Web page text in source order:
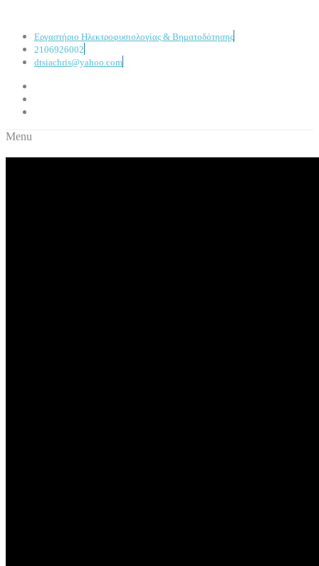
Εργαστήριο Ηλεκτροφυσιολογίας & Βηματοδότησης
2106926002
dtsiachris@yahoo.com
Menu